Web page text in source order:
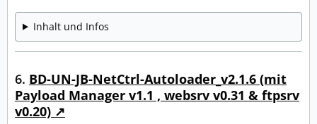
Inhalt und Infos
6. BD-UN-JB-NetCtrl-Autoloader_v2.1.6 (mit
Payload Manager v1.1 , websrv v0.31 & ftpsrv
v0.20)